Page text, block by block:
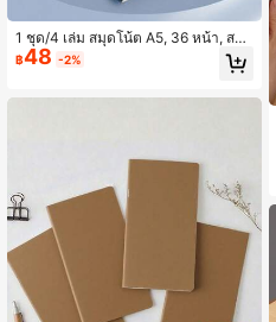
1 ชุด/4 เล่ม สมุดโน้ต A5, 36 หน้า, สมุ
ดโน้ตพกพา, แพลนเนอร์มินิมอล, สมุดแ
บบมีเส้น, เหมาะสำหรับพกพาในกระเป๋
฿48 -2%